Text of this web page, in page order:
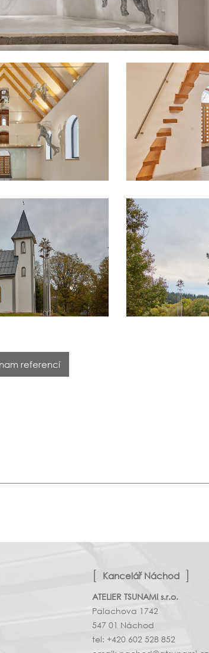
referencí
Kancelář Náchod
ATELIER TSUNAMI s.r.o.
Palachova 1742
547 01 Náchod
tel: +420 602 528 852